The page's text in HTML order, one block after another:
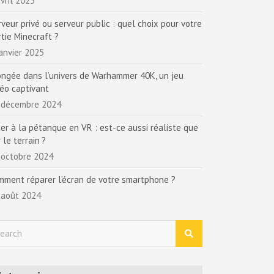
privé ou serveur public : quel choix pour votre
Minecraft ?
2025
dans l’univers de Warhammer 40K, un jeu
captivant
2024
à la pétanque en VR : est-ce aussi réaliste que
le terrain ?
2024
réparer l’écran de votre smartphone ?
2024